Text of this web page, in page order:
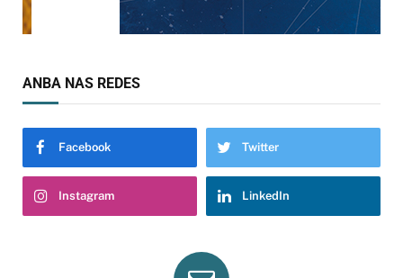
ANBA NAS REDES
Facebook Twitter
Instagram LinkedIn